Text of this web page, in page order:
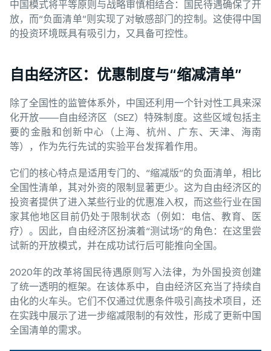
中国模式将平等原则与战略审慎相结合：国民待遇确保了开
放，而“负面清单”则实现了对敏感部门的控制。这使得中国
的投资环境既具有吸引力，又具备可控性。
自由经济区：优惠制度与“缩减清单”
除了全国性的监管体系外，中国还利用一个针对性工具来深
化开放——自由经济区（SEZ）特殊制度。这些区域包括主
要的金融和创新中心（上海、杭州、广东、天津、海南
等），作为先行先试的实验平台发挥着作用。
它们的核心特点是适用专门的、“缩减版”的负面清单，相比
全国性清单，其对外资的限制显著更少。这为自由经济区的
投资者提供了进入某些行业的优惠准入权，而这些行业在国
家其他地区目前仍处于限制状态（例如：电信、教育、医
疗）。因此，自由经济区扮演着“测试场”的角色：在这里尝
试新的开放模式，并在成功试行后可能推向全国。
2020年的改革将国民待遇原则写入法律，为外国投资创建
了统一透明的框架。在该体系中，自由经济区充当了持续自
由化的火车头。它们不仅通过优惠条件吸引高技术项目，还
在实践中展示了进一步缩减限制的有效性，形成了更新中国
全国清单的需求。